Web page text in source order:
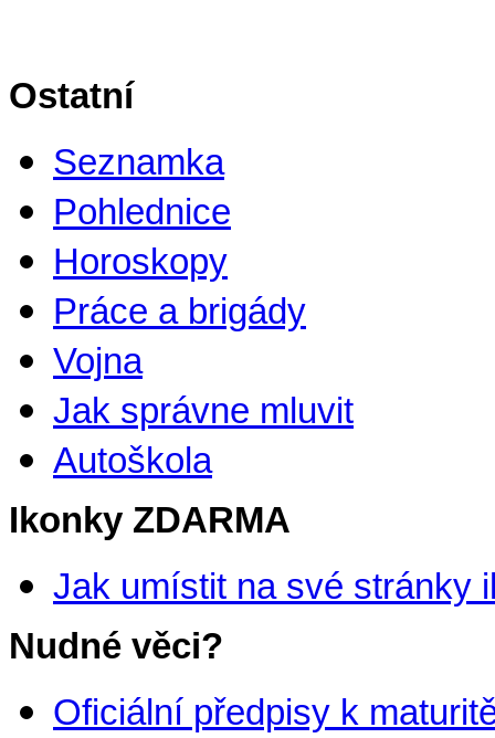
Ostatní
Seznamka
Pohlednice
Horoskopy
Práce a brigády
Vojna
Jak správne mluvit
Autoškola
Ikonky ZDARMA
Jak umístit na své stránky
Nudné věci?
Oficiální předpisy k